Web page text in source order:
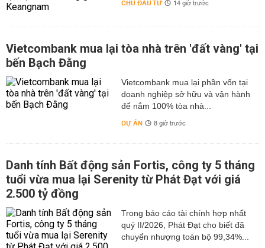
CHỦ ĐẦU TƯ 14 giờ trước
Vietcombank mua lại tòa nhà trên 'đất vàng' tại
bến Bạch Đằng
Vietcombank mua lại phần vốn tại
doanh nghiệp sở hữu và vận hành
để nắm 100% tòa nhà...
DỰ ÁN 8 giờ trước
Danh tính Bất động sản Fortis, công ty 5 tháng
tuổi vừa mua lại Serenity từ Phát Đạt với giá
2.500 tỷ đồng
Trong báo cáo tài chính hợp nhất
quý II/2026, Phát Đạt cho biết đã
chuyển nhượng toàn bộ 99,34%...